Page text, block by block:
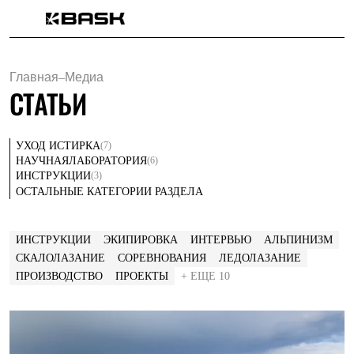
Мужская одежда
Куртки
Брюки
Комбинезоны
Утепленная синтетикой
Куртки
Брюки
Брюки
Софтшелл одежда
Куртки
Куртки
Главная–Медиа
СТАТЬИ
УХОД ИСТИРКА(7)
НАУЧНАЯЛАБОРАТОРИЯ(6)
ИНСТРУКЦИИ(3)
ОСТАЛЬНЫЕ КАТЕГОРИИ РАЗДЕЛА
ИНСТРУКЦИИ ЭКИПИРОВКА ИНТЕРВЬЮ
АЛЬПИНИЗМ
СКАЛОЛАЗАНИЕ
СОРЕВНОВАНИЯ
ЛЕДОЛАЗАНИЕ
ПРОИЗВОДСТВО
ПРОЕКТЫ + ЕЩЕ 10